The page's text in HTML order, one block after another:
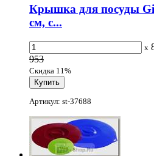
Крышка для посуды
см, с...
x
953
Скидка 11%
Артикул: st-37688